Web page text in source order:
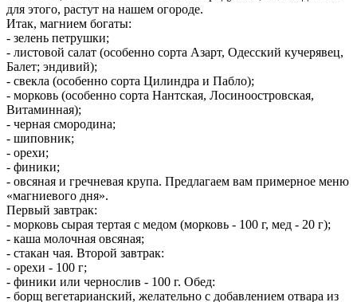
для этого, растут на нашем огороде.
Итак, магнием богаты:
- зелень петрушки;
- листовой салат (особенно сорта Азарт, Одесский кучерявец,
Балет; эндивий);
- свекла (особенно сорта Цилиндра и Пабло);
- морковь (особенно сорта Нантская, Лосиноостровская,
Витаминная);
- черная смородина;
- шиповник;
- орехи;
- финики;
- овсяная и гречневая крупа. Предлагаем вам примерное меню
«магниевого дня».
Первый завтрак:
- морковь сырая тертая с медом (морковь - 100 г, мед - 20 г);
- каша молочная овсяная;
- стакан чая. Второй завтрак:
- орехи - 100 г;
- финики или чернослив - 100 г. Обед:
- борщ вегетарианский, желательно с добавлением отвара из